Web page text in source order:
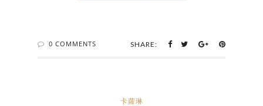
0 COMMENTS SHARE:
卡蘿琳